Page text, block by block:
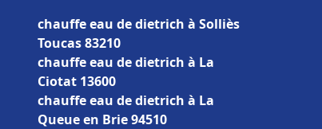
chauffe eau de dietrich à Solliès
Toucas 83210
chauffe eau de dietrich à La
Ciotat 13600
chauffe eau de dietrich à La
Queue en Brie 94510